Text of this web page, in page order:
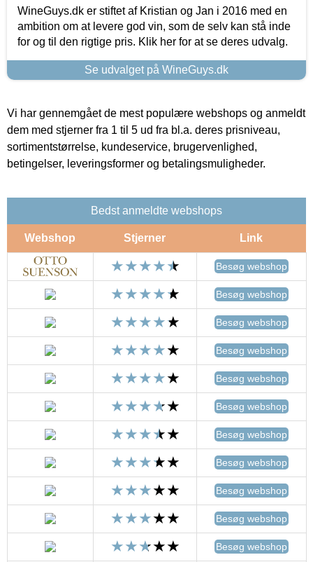
WineGuys.dk er stiftet af Kristian og Jan i 2016 med en
ambition om at levere god vin, som de selv kan stå inde
for og til den rigtige pris. Klik her for at se deres udvalg.
Se udvalget på WineGuys.dk
Vi har gennemgået de mest populære webshops og anmeldt
dem med stjerner fra 1 til 5 ud fra bl.a. deres prisniveau,
sortimentstørrelse, kundeservice, brugervenlighed,
betingelser, leveringsformer og betalingsmuligheder.
Bedst anmeldte webshops
Webshop Stjerner Link
Besøg webshop
Besøg webshop
Besøg webshop
Besøg webshop
Besøg webshop
Besøg webshop
Besøg webshop
Besøg webshop
Besøg webshop
Besøg webshop
Besøg webshop